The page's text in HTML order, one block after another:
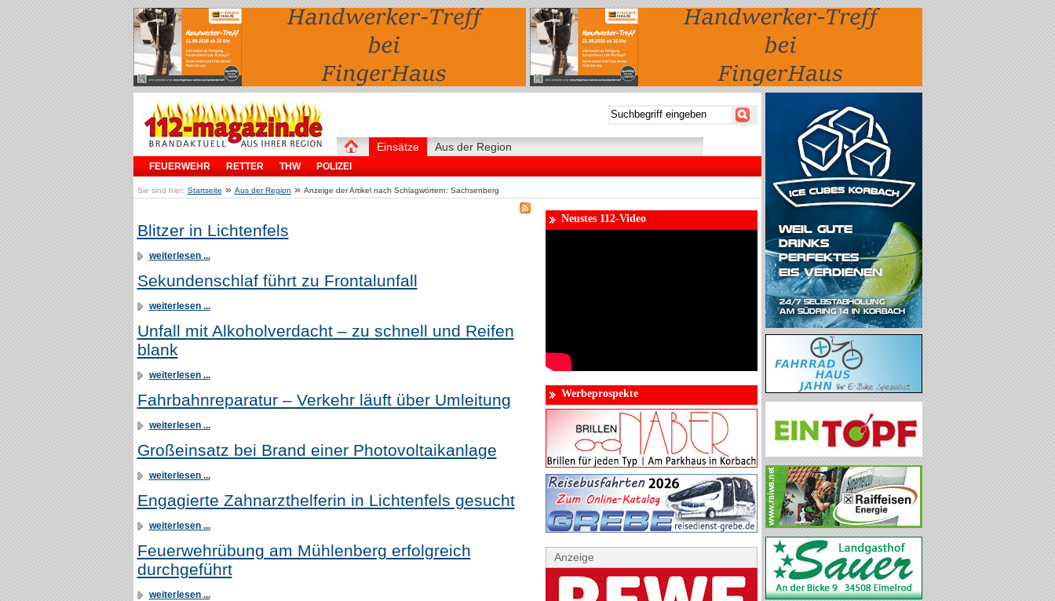
Einsätze
FEUERWEHR RETTER THW POLIZEI
Aus der Region
Sie sind hier: Startseite » Aus der Region » Anzeige der Artikel nach Schlagwörtern: Sachsenberg
Blitzer in Lichtenfels
weiterlesen ...
Sekundenschlaf führt zu Frontalunfall
weiterlesen ...
Unfall mit Alkoholverdacht – zu schnell und Reifen
blank
weiterlesen ...
Fahrbahnreparatur – Verkehr läuft über Umleitung
weiterlesen ...
Großeinsatz bei Brand einer Photovoltaikanlage
weiterlesen ...
Engagierte Zahnarzthelferin in Lichtenfels gesucht
weiterlesen ...
Feuerwehrübung am Mühlenberg erfolgreich
durchgeführt
weiterlesen ...
Neustes 112-Video
Werbeprospekte
Anzeige